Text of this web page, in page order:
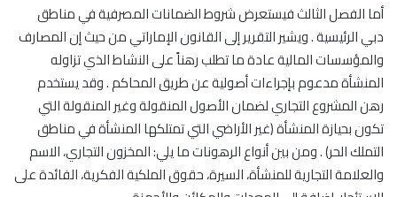
أما الفصل الثالث فيستعرض شروط الضمانات المصرفية في مناطق
دبي الرئيسية . ويشير التقرير إلى القانون الإماراتي من حيث إن المصارف
والمؤسسات المالية عادة ما تطلب رهناً على النشاط الذي تزاوله
المنشأة مدعوم بإجراءات أصولية عن طريق المحاكم . وقد يستخدم
رهن المشروع التجاري لضمان الأصول المنقولة وغير المنقولة التي
تكون بحيازة المنشأة (غير الأراضي التي تمتلكها المنشأة في مناطق
التملك الحر) . ومن بين أنواع الرهونات ما يلي: المخزون التجاري، الاسم
والعلامة التجارية للمنشأة، السيرة، حقوق الملكية الفكرية، الفائدة على